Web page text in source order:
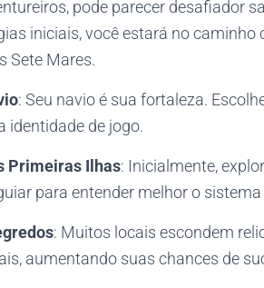
pode parecer desafiador
iniciais, você estará no
Sete Mares.
: Seu navio é sua fortaleza.
identidade de jogo.
Primeiras Ilhas: Inicialmente,
para entender melhor o sistema
: Muitos locais escondem
aumentando suas chances de